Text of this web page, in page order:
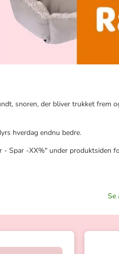
snoren, der bliver trukket frem
hverdag endnu bedre.
- Spar -XX%" under produktsiden
Se